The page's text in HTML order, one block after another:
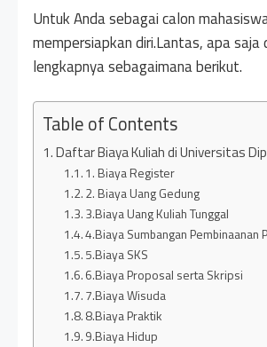
Untuk Anda sebagai calon
mempersiapkan diri.Lantas, apa
lengkapnya sebagaimana berikut.
Table of Contents
Daftar Biaya Kuliah di Universitas
1. Biaya Register
2. Biaya Uang Gedung
3.Biaya Uang Kuliah Tunggal
4.Biaya Sumbangan Pembinaanan
5.Biaya SKS
6.Biaya Proposal serta Skripsi
7.Biaya Wisuda
8.Biaya Praktik
9.Biaya Hidup